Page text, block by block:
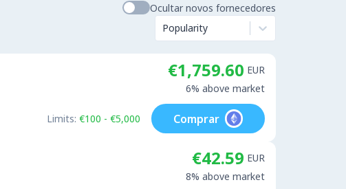
Ocultar novos fornecedores
Popularity
€1,759.60 EUR
6% above market
Limits: €100 - €5,000 Comprar
€42.59 EUR
8% above market